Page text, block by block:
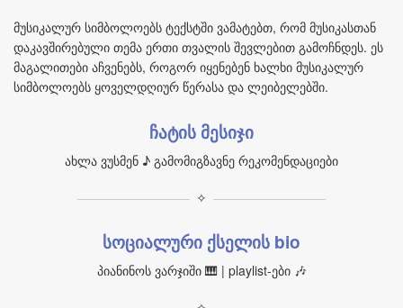
მუსიკალურ სიმბოლოებს ტექსტში ვამატებთ, რომ მუსიკასთან
დაკავშირებული თემა ერთი თვალის შევლებით გამოჩნდეს. ეს
მაგალითები აჩვენებს, როგორ იყენებენ ხალხი მუსიკალურ
სიმბოლოებს ყოველდღიურ წერასა და ლეიბელებში.
ჩატის მესიჯი
ახლა ვუსმენ ♪ გამომიგზავნე რეკომენდაციები
✧
სოციალური ქსელის bio
პიანინოს ვარჯიში 🎹 | playlist-ები 🎶